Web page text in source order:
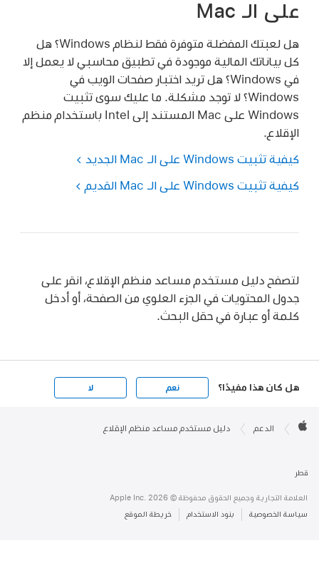
على الـ Mac
هل لعبتك المفضلة متوفرة فقط لنظام Windows؟ هل
كل بياناتك المالية موجودة في تطبيق محاسبي لا يعمل إلا
في Windows؟ هل تريد اختبار صفحات الويب في
Windows؟ لا توجد مشكلة. ما عليك سوى تثبيت
Windows على Mac المستند إلى Intel باستخدام منظم
الإقلاع.
كيفية تثبيت Windows على الـ Mac الجديد
كيفية تثبيت Windows على الـ Mac القديم
لتصفح دليل مستخدم مساعد منظم الإقلاع، انقر على
جدول المحتويات في الجزء العلوي من الصفحة، أو أدخل
كلمة أو عبارة في حقل البحث.
هل كان هذا مفيدًا؟ نعم لا
Footer

الدعم دليل مستخدم مساعد منظم الإقلاع
قطر
العلامة التجارية وجميع الحقوق محفوظة © Apple Inc. 2026
سياسة الخصوصية بنود الاستخدام خريطة الموقع